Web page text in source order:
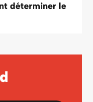
déterminer le